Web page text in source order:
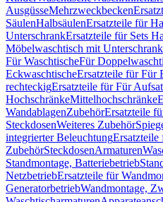
AusgüsseMehrzweckbecken
SäulenHalbsäulenErsatzteile für
UnterschrankErsatzteile für Sets
Möbelwaschtisch mit Unterschrank
Für WaschtischeFür
EckwaschtischeErsatzteile für Für
rechteckigErsatzteile für Für
HochschränkeMittelhochschränke
WandablagenZubehörErsatzteile
SteckdosenWeiteres Zubehör
integrierter Beleuchtung
ZubehörSteckdosenArmaturen
Standmontage, Batteriebetrieb
NetzbetriebErsatzteile für
GeneratorbetriebWandmontage,